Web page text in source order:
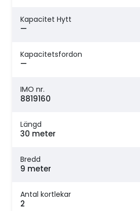
Kapacitet Hytt
—
Kapacitetsfordon
—
IMO nr.
8819160
Längd
30 meter
Bredd
9 meter
Antal kortlekar
2